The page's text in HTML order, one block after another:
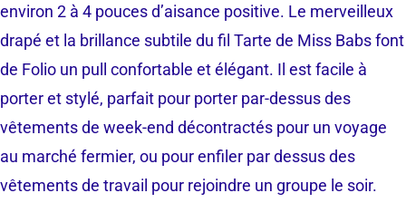
environ 2 à 4 pouces d’aisance positive. Le merveilleux
drapé et la brillance subtile du fil Tarte de Miss Babs font
de Folio un pull confortable et élégant. Il est facile à
porter et stylé, parfait pour porter par-dessus des
vêtements de week-end décontractés pour un voyage
au marché fermier, ou pour enfiler par dessus des
vêtements de travail pour rejoindre un groupe le soir.